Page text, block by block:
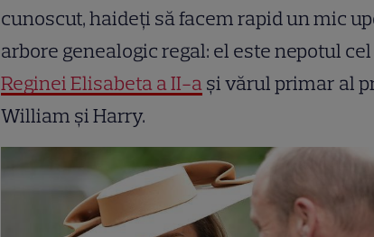
cunoscut, haideți să facem rapid un mic
arbore genealogic regal: el este nepotul
Reginei Elisabeta a II-ași vărul primar al
William și Harry.